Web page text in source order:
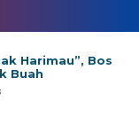
Harimau”, Bos
Buah